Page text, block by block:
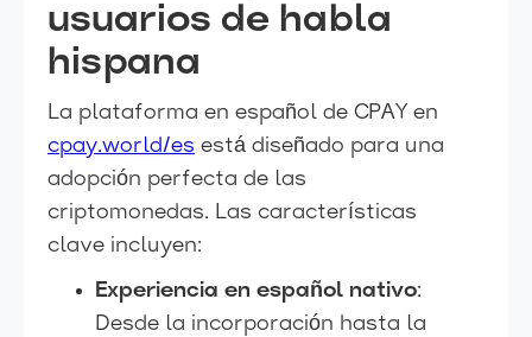
usuarios de habla
hispana
La plataforma en español de CPAY en
cpay.world/es está diseñado para una
adopción perfecta de las
criptomonedas. Las características
clave incluyen:
Experiencia en español nativo:
Desde la incorporación hasta la